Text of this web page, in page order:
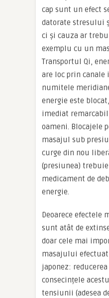
cap sunt un efect
datorate stresului
ci și cauza ar
exemplu cu un
Transportul Qi,
are loc prin canale
numitele
energie este
imediat
oameni. Blocajele
masajul sub
curge din nou
(presiunea)
medicament de
energie.
Deoarece efectele
sunt atât de
doar cele mai
masajului
japonez:
consecințele
tensiunii (adesea